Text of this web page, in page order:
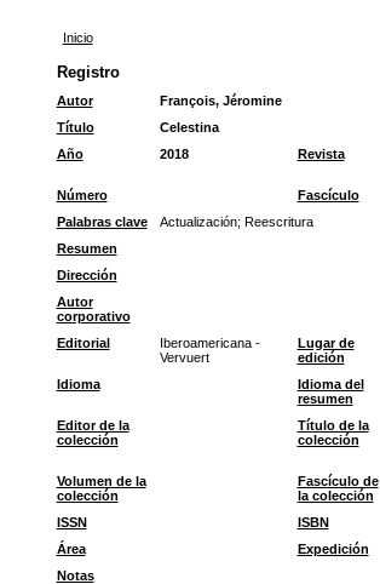
Inicio
Registro
Autor
François, Jéromine
Título
Celestina
Año
2018 Revista
Número Fascículo
Palabras clave
Actualización; Reescritura
Resumen
Dirección
Autor
corporativo
Editorial
Iberoamericana -
Vervuert
Lugar de
edición
Idioma
Idioma del
resumen
Editor de la
colección
Título de la
colección
Volumen de la
colección
Fascículo de
la colección
ISSN ISBN
Área
Expedición
Notas